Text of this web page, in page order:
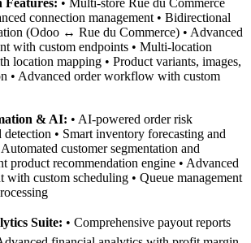
Features: • Multi-store Rue du Commerce
connection management • Bidirectional
(Odoo ↔ Rue du Commerce) • Advanced
with custom endpoints • Multi-location
location mapping • Product variants, images,
• Advanced order workflow with custom
& AI: • AI-powered order risk
detection • Smart inventory forecasting and
customer segmentation and
product recommendation engine • Advanced
with custom scheduling • Queue management
Suite: • Comprehensive payout reports